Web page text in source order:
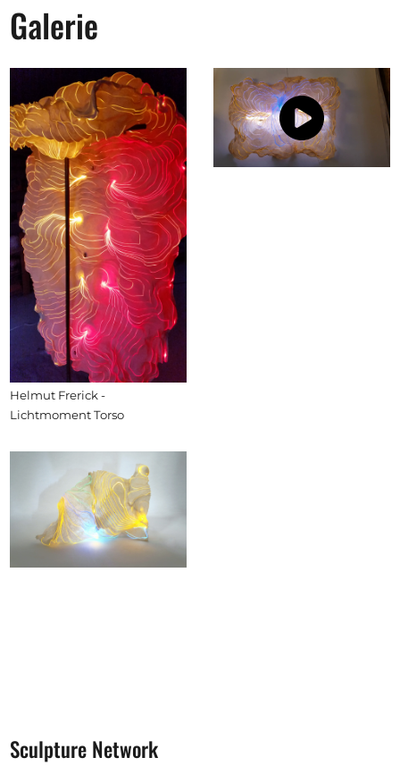
Galerie
Helmut Frerick -
Lichtmoment Torso
Sculpture Network